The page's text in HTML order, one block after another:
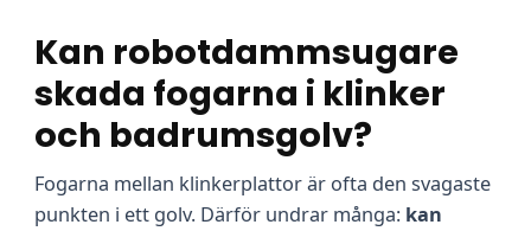
Kan robotdammsugare
skada fogarna i klinker
och badrumsgolv?
Fogarna mellan klinkerplattor är ofta den svagaste
punkten i ett golv. Därför undrar många: kan